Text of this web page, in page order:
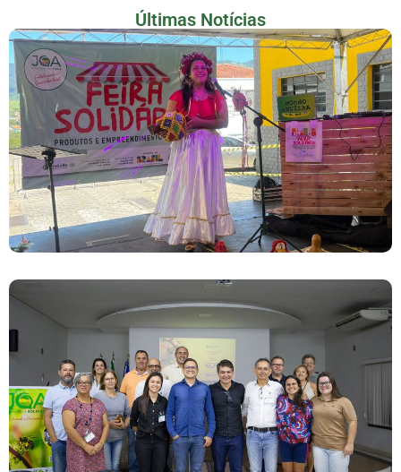
Últimas Notícias
Feira De Produtos Rurais E Economia Solidária
Lançamento Do Projeto JOA Economia
Solidária